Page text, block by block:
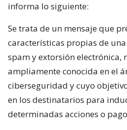
informa lo siguiente:
Se trata de un mensaje que
características propias de
spam y extorsión electrónica,
ampliamente conocida en el
ciberseguridad y cuyo
en los destinatarios para
determinadas acciones o